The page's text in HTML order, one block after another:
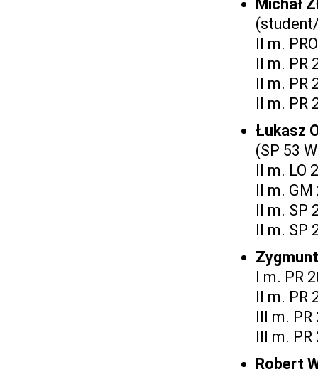
Michał
II m.
II m. PR
II m. PR
II m. PR
Łukasz
(SP 53
II m. LO
II m. GM
II m. SP
II m. SP
I m. PR
II m. PR
III m. PR
III m. PR
Robert